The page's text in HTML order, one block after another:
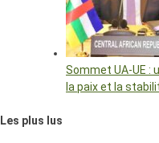
Sommet UA-UE :
la paix et la
Les plus lus